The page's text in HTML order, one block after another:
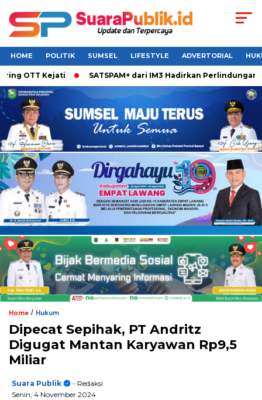
HOME POLITIK SUMSEL LIFESTYLE ADVERTORIAL
Kejati SATSPAM+ dari IM3 Hadirkan Perlindungan
Home / Hukum
Dipecat Sepihak, PT Andritz
Digugat Mantan Karyawan Rp9,5
Miliar
Suara Publik
- Redaksi
Senin, 4 November 2024